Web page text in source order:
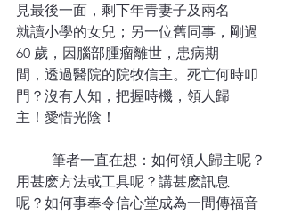
見最後一面，剩下年青妻子及兩名
就讀小學的女兒；另一位舊同事，剛過
60 歲，因腦部腫瘤離世，患病期
間，透過醫院的院牧信主。死亡何時叩
門？沒有人知，把握時機，領人歸
主！愛惜光陰！
用甚麽方法或工具呢？講甚麽訊息
呢？如何事奉令信心堂成為一間傳福音